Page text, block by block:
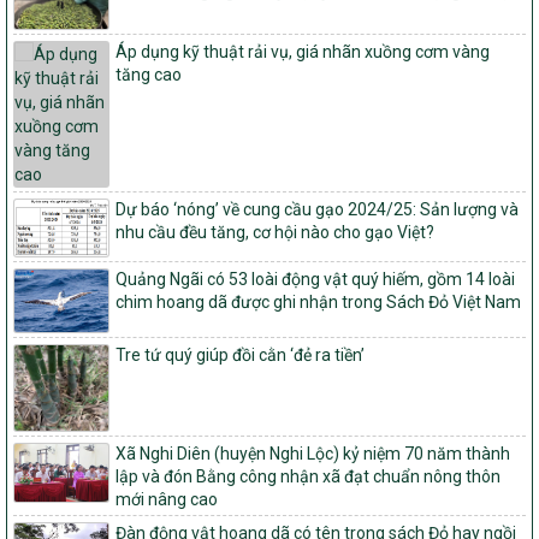
số: 19/2026/QĐ-TTg
Quy định điều kiện, trình tự, thủ tục, hồ sơ xét, công nhận, công bố
và thu hồi quyết định công nhận xã đạt chuẩn nông thôn mới, xã
đạt nông thôn mới hiện đại và tỉnh, thành phố hoàn thành nhiệm
vụ xây dựng nông thôn mới giai đoạn 2026 – 2030
Quyết định số 16/2026/QĐ-TTg
Quy định nguyên tắc, tiêu chí, định mức phân bổ ngân sách trung
ương và tỉ lệ vốn đối ứng ngân sách của địa phương thực hiện
Chương trình mục tiêu quốc gia xây dựng nông thôn mới, giảm
nghèo bền vững và phát triển kinh tế – xã hội vùng đồng bào dân
tộc thiểu số và miền núi giai đoạn 2026 – 2030
1451/QĐ-UBND
Phê duyệt danh sách các xã thuộc nhóm 1, nhóm 2, nhóm 3
trong xây dựng nông thôn mới giai đoạn 2026-2030 trên địa bàn
tỉnh Nghệ An
103/PTNT-NTM
Về việc đăng ký thực hiện Dự án liên kết theo chuỗi giá trị thuộc
Dự án 2 – Chương trình Mục tiêu quốc gia Giảm nghèo bền vững
giai đoạn 2021-2025 được kéo dài sang năm 2026
827/QĐ-BNNMT
Áp dụng kỹ thuật rải vụ, giá nhãn xuồng cơm vàng
tăng cao
Dự báo ‘nóng’ về cung cầu gạo 2024/25: Sản lượng và
nhu cầu đều tăng, cơ hội nào cho gạo Việt?
Quảng Ngãi có 53 loài động vật quý hiếm, gồm 14 loài
chim hoang dã được ghi nhận trong Sách Đỏ Việt Nam
Tre tứ quý giúp đồi cằn ‘đẻ ra tiền’
Xã Nghi Diên (huyện Nghi Lộc) kỷ niệm 70 năm thành
lập và đón Bằng công nhận xã đạt chuẩn nông thôn
mới nâng cao
Đàn động vật hoang dã có tên trong sách Đỏ hay ngồi